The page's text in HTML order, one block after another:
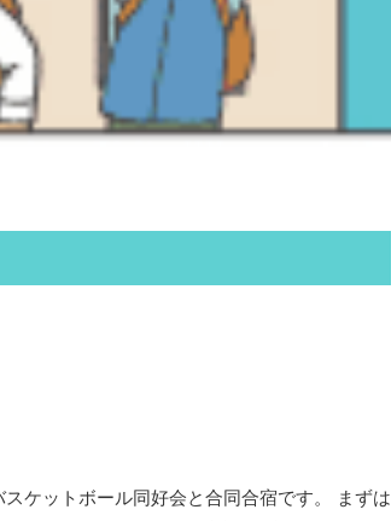
ケットボール同好会と合同合宿です。 まずは